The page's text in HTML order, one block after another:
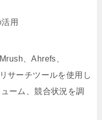
用
、Ahrefs、
サーチツールを使用し
ーム、競合状況を調